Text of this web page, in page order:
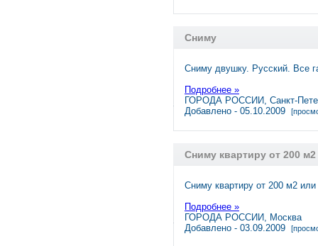
Сниму
Сниму двушку. Русский. Все
Подробнее »
ГОРОДА РОССИИ, Санкт-
Добавлено - 05.10.2009
Сниму квартиру от 200 м2
Сниму квартиру от 200 м2
Подробнее »
ГОРОДА РОССИИ, Москва
Добавлено - 03.09.2009